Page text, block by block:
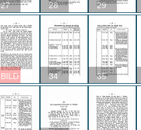
27 28 29
BILD 34 35